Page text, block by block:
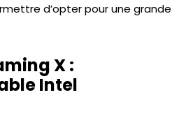
d’opter pour une grande
X :
Intel